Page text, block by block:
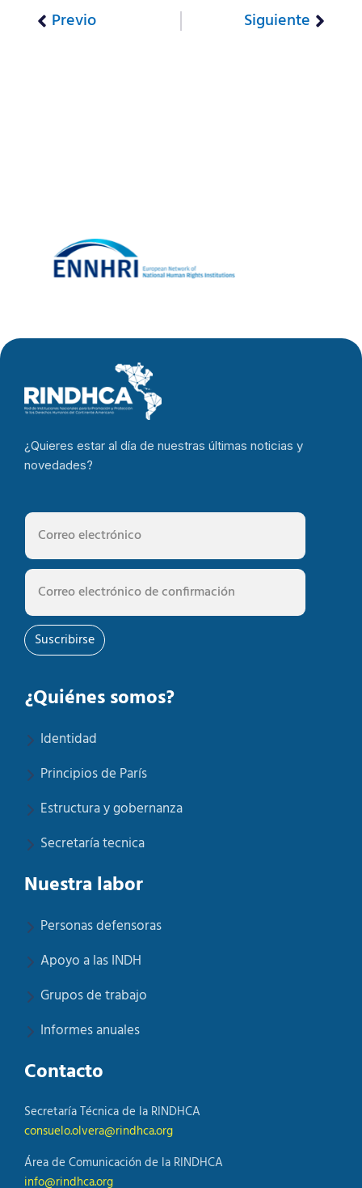
Previo Siguiente
¿Quieres estar al día de nuestras últimas noticias y
novedades?
Suscribirse
¿Quiénes somos?
Identidad
Principios de París
Estructura y gobernanza
Secretaría tecnica
Nuestra labor
Personas defensoras
Apoyo a las INDH
Grupos de trabajo
Informes anuales
Contacto
Secretaría Técnica de la RINDHCA
consuelo.olvera@rindhca.org
Área de Comunicación de la RINDHCA
info@rindhca.org